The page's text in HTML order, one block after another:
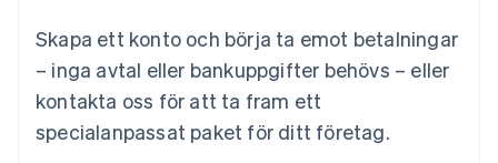
Skapa ett konto och börja ta emot betalningar
– inga avtal eller bankuppgifter behövs – eller
kontakta oss för att ta fram ett
specialanpassat paket för ditt företag.
English
Mexiko
Nederländerna
NederlandsEnglish